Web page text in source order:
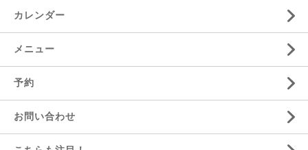
カレンダー
メニュー
予約
お問い合わせ